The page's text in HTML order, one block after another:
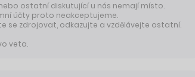
ostatní diskutující u nás nemají místo.
účty proto neakceptujeme.
se zdrojovat, odkazujte a vzdělávejte ostatní.
veta.